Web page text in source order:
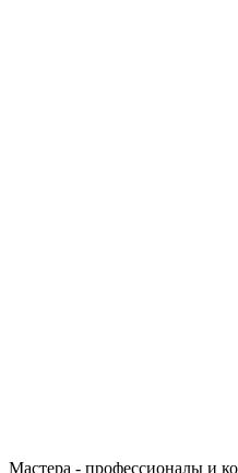
Мастера - профессионалы и